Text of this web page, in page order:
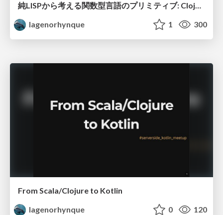
純LISPから考える関数型言語のプリミティブ: Clojure, Elixir, Haskell, Scala
lagenorhynque
1 300
From Scala/Clojure to Kotlin
lagenorhynque
0 120